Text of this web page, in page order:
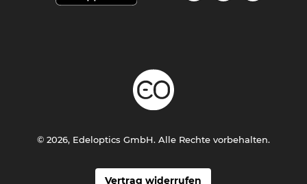
Vertrag widerrufen
© 2026, Edeloptics GmbH. Alle Rechte vorbehalten.